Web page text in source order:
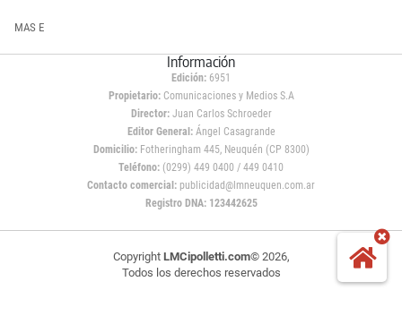
MAS E
Información
Edición: 6951
Propietario:Comunicaciones y Medios S.A
Director: Juan Carlos Schroeder
Editor General:Ángel Casagrande
Domicilio:Fotheringham 445, Neuquén (CP 8300)
Teléfono: (0299) 449 0400 / 449 0410
Contacto comercial: publicidad@lmneuquen.com.ar
Registro DNA: 123442625
Copyright LMCipolletti.com© 2026,
Todos los derechos reservados